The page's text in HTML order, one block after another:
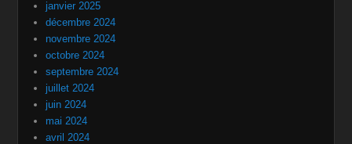
janvier 2025
décembre 2024
novembre 2024
octobre 2024
septembre 2024
juillet 2024
juin 2024
mai 2024
avril 2024